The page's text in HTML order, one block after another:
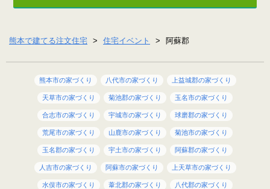
熊本で建てる注文住宅 > 住宅イベント > 阿蘇郡
熊本市の家づくり 八代市の家づくり 上益城郡の家づくり
天草市の家づくり 菊池郡の家づくり 玉名市の家づくり
合志市の家づくり 宇城市の家づくり 球磨郡の家づくり
荒尾市の家づくり 山鹿市の家づくり 菊池市の家づくり
玉名郡の家づくり 宇土市の家づくり 阿蘇郡の家づくり
人吉市の家づくり 阿蘇市の家づくり 上天草市の家づくり
水俣市の家づくり 葦北郡の家づくり 八代郡の家づくり